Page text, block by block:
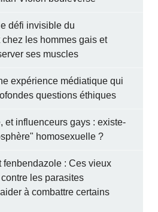
défi invisible du
les hommes gais et
ses muscles
expérience médiatique qui
questions éthiques
et influenceurs gays : existe-
homosexuelle ?
fenbendazole : Ces vieux
les parasites
à combattre certains